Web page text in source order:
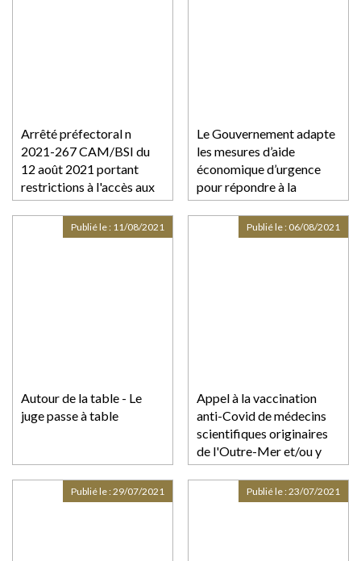
Arrêté préfectoral n
2021-267 CAM/BSI du
12 août 2021 portant
restrictions à l'accès aux
établissement recevant
du public et réglementant
les activités et les
Le Gouvernement adapte
les mesures d’aide
économique d’urgence
pour répondre à la
situation sanitaire
spécifique des Outre-mer
Autour de la table - Le
juge passe à table
Publié le : 11/08/2021
Appel à la vaccination
anti-Covid de médecins
scientifiques originaires
de l'Outre-Mer et/ou y
travaillant
Publié le : 06/08/2021
Publié le :29/07/2021 Publié le :23/07/2021